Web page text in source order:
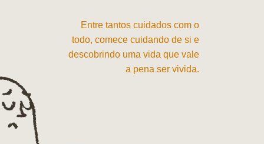
Entre tantos cuidados com o
todo, comece cuidando de si e
descobrindo uma vida que vale
a pena ser vivida.